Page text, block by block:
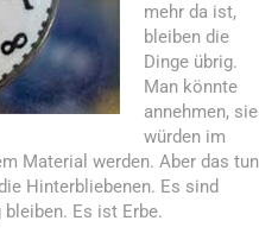
mehr da ist,
bleiben die
Dinge übrig.
Man könnte
annehmen, sie
würden im
Material werden. Aber das tun
Hinterbliebenen. Es sind
Es ist Erbe.